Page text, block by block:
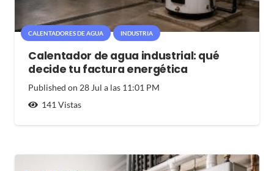
CALENTADORES DE AGUA INDUSTRIA
Calentador de agua industrial: qué
decide tu factura energética
Published on 28 Jul a las 11:01 PM
141 Vistas